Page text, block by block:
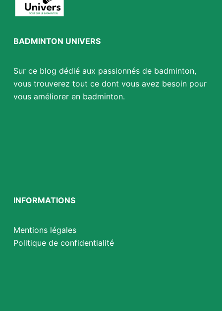
BADMINTON UNIVERS
Sur ce blog dédié aux passionnés de badminton,
vous trouverez tout ce dont vous avez besoin pour
vous améliorer en badminton.
INFORMATIONS
Mentions légales
Politique de confidentialité